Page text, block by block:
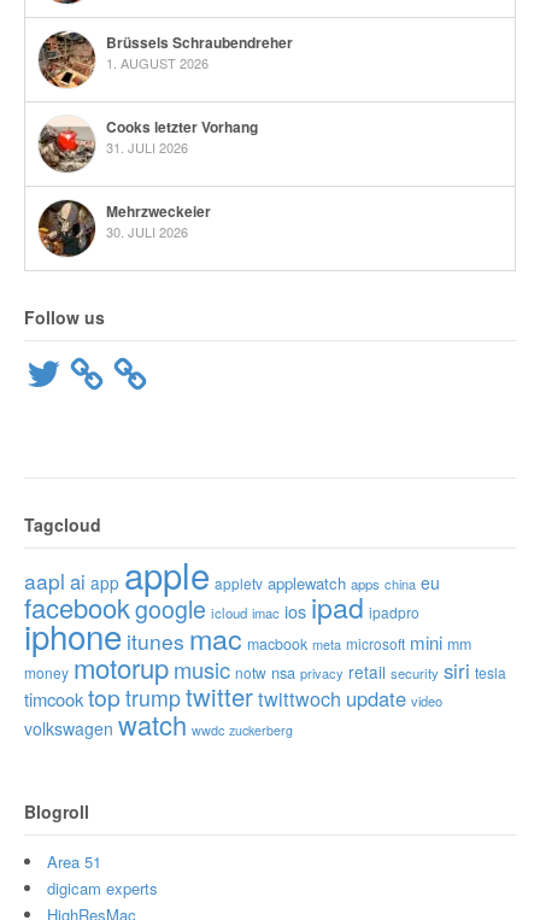
Brüssels Schraubendreher
1. AUGUST 2026
Cooks letzter Vorhang
31. JULI 2026
Mehrzweckeier
30. JULI 2026
Follow us
Twitter
Tagcloud
aapl ai app apple appletv applewatch apps china eu
facebookgoogle icloud imac ios ipad ipadpro
iphone itunes mac macbook meta microsoft mini mm
money motorupmusic notw nsa privacy retail security siri tesla
timcooktop trumptwittertwittwoch update video
volkswagen watch wwdc zuckerberg
Blogroll
Area 51
digicam experts
HighResMac